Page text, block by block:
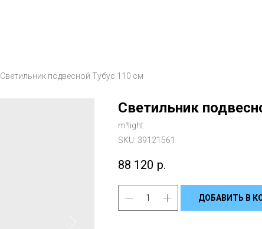
Светильник подвесной Тубус 110 см
Светильник
m³light
SKU: 39121561
88 120 р.
ДОБАВИТЬ В